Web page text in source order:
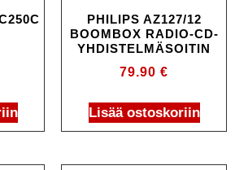
PHILIPS AZ127/12
BOOMBOX RADIO-CD-
YHDISTELMÄSOITIN
79.90 €
Lisää ostoskoriin